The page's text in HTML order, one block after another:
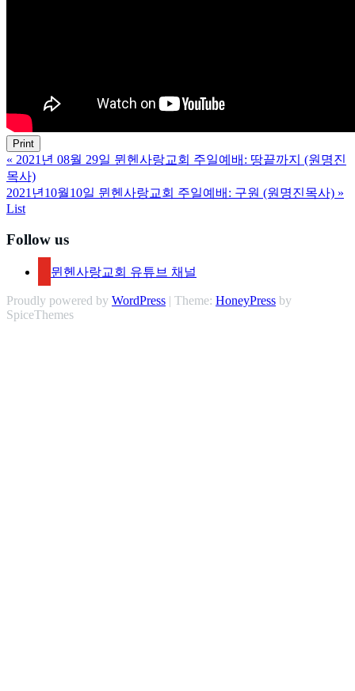
Print
« 2021년 08월 29일 뮌헨사랑교회 주일예배: 땅끝까지 (원명진
목사)
2021년10월10일 뮌헨사랑교회 주일예배: 구원 (원명진목사) »
List
Follow us
뮌헨사랑교회 유튜브 채널
Proudly powered by WordPress | Theme: HoneyPress by
SpiceThemes